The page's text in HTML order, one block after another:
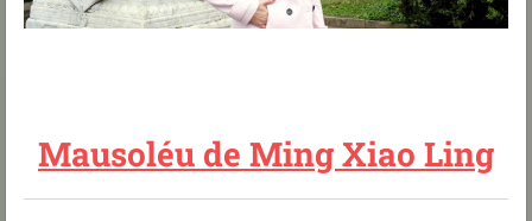
Mausoléu de Ming Xiao Ling